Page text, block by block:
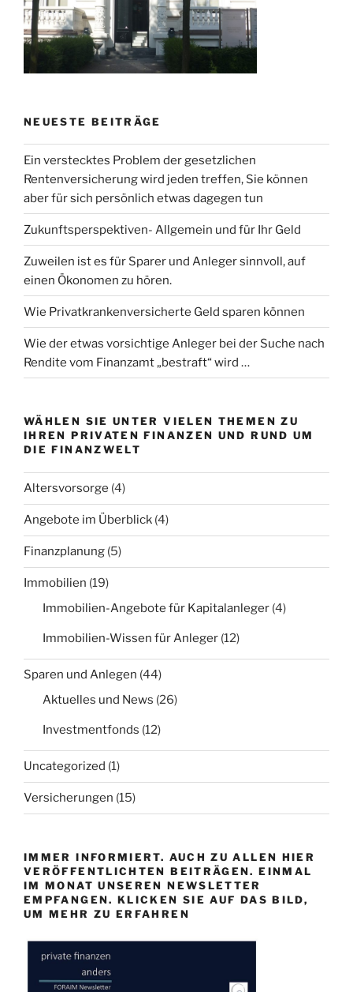
NEUESTE BEITRÄGE
Ein verstecktes Problem der gesetzlichen
Rentenversicherung wird jeden treffen, Sie können
aber für sich persönlich etwas dagegen tun
Zukunftsperspektiven- Allgemein und für Ihr Geld
Zuweilen ist es für Sparer und Anleger sinnvoll, auf
einen Ökonomen zu hören.
Wie Privatkrankenversicherte Geld sparen können
Wie der etwas vorsichtige Anleger bei der Suche nach
Rendite vom Finanzamt „bestraft“ wird …
WÄHLEN SIE UNTER VIELEN THEMEN ZU
IHREN PRIVATEN FINANZEN UND RUND UM
DIE FINANZWELT
Altersvorsorge (4)
Angebote im Überblick (4)
Finanzplanung (5)
Immobilien (19)
Immobilien-Angebote für Kapitalanleger (4)
Immobilien-Wissen für Anleger (12)
Sparen und Anlegen (44)
Aktuelles und News (26)
Investmentfonds (12)
Uncategorized (1)
Versicherungen (15)
IMMER INFORMIERT. AUCH ZU ALLEN HIER
VERÖFFENTLICHTEN BEITRÄGEN. EINMAL
IM MONAT UNSEREN NEWSLETTER
EMPFANGEN. KLICKEN SIE AUF DAS BILD,
UM MEHR ZU ERFAHREN